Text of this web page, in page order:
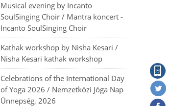
Musical evening by Incanto
SoulSinging Choir / Mantra koncert -
Incanto SoulSinging Choir
Kathak workshop by Nisha Kesari /
Nisha Kesari kathak workshop
Celebrations of the International Day
of Yoga 2026 / Nemzetközi Jóga Nap
Ünnepség, 2026